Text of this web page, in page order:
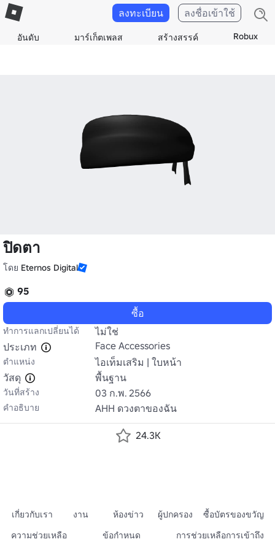
อันดับ มาร์เก็ตเพลส สร้างสรรค์ Robux
ลงทะเบียน ลงชื่อเข้าใช้
ปิดตา
โดย Eternos Digital
95
ซื้อ
ทำการแลกเปลี่ยนได้
ไม่ใช่
ประเภท
Face Accessories
ตำแหน่ง
ไอเท็มเสริม | ใบหน้า
วัสดุ
พื้นฐาน
วันที่สร้าง 03 ก.พ. 2566
คำอธิบาย AHH ดวงตาของฉัน
24.3K
เกี่ยวกับเรา งาน ห้องข่าว ผู้ปกครอง
ซื้อบัตรของขวัญ
ความช่วยเหลือ
ข้อกำหนด การช่วยเหลือการเข้าถึง